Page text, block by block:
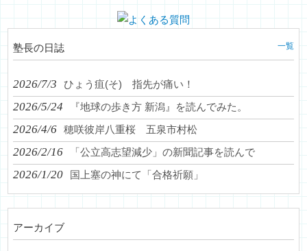
塾長の日誌 一覧
2026/7/3 ひょう疽(そ) 指先が痛い！
2026/5/24 『地球の歩き方 新潟』を読んでみた。
2026/4/6 穂咲彼岸八重桜 五泉市村松
2026/2/16 「公立高志望減少」の新聞記事を読んで
2026/1/20 国上塞の神にて「合格祈願」
アーカイブ